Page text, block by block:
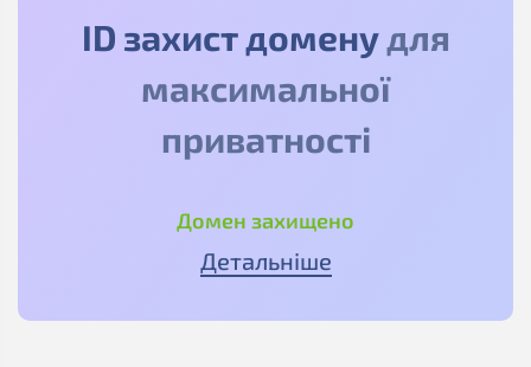
ID захист доменудля
максимальної
приватності
Домен захищено
Детальніше